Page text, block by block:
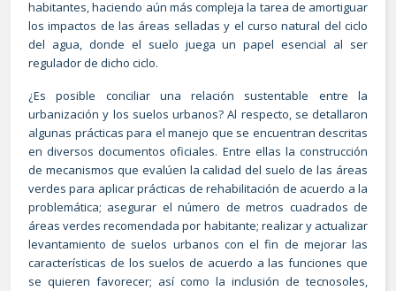
habitantes, haciendo aún más compleja la tarea de amortiguar
los impactos de las áreas selladas y el curso natural del ciclo
del agua, donde el suelo juega un papel esencial al ser
regulador de dicho ciclo.
¿Es posible conciliar una relación sustentable entre la
urbanización y los suelos urbanos? Al respecto, se detallaron
algunas prácticas para el manejo que se encuentran descritas
en diversos documentos oficiales. Entre ellas la construcción
de mecanismos que evalúen la calidad del suelo de las áreas
verdes para aplicar prácticas de rehabilitación de acuerdo a la
problemática; asegurar el número de metros cuadrados de
áreas verdes recomendada por habitante; realizar y actualizar
levantamiento de suelos urbanos con el fin de mejorar las
características de los suelos de acuerdo a las funciones que
se quieren favorecer; así como la inclusión de tecnosoles,